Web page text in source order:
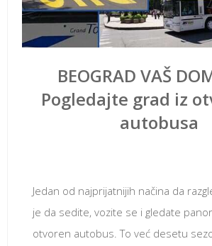
BEOGRAD VAŠ
Pogledajte grad iz
autobusa
Jedan od najprijatnijih načina da
je da sedite, vozite se i gledate
otvoren autobus. To već desetu